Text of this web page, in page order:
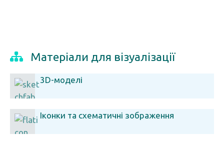
Матеріали для візуалізації
3D-моделі
Іконки та схематичні зображення